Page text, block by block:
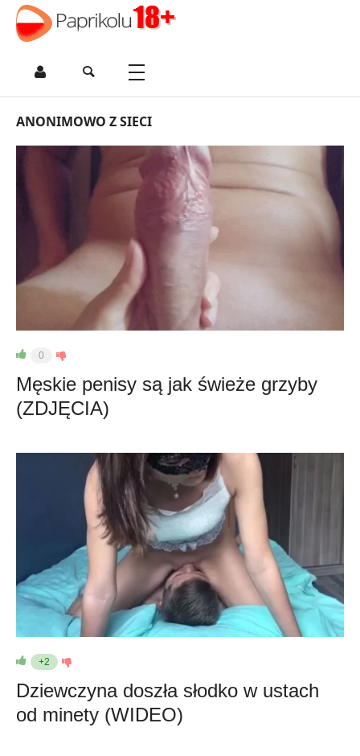
ANONIMOWO Z SIECI
0
Męskie penisy są jak świeże grzyby
(ZDJĘCIA)
+2
Dziewczyna doszła słodko w ustach
od minety (WIDEO)